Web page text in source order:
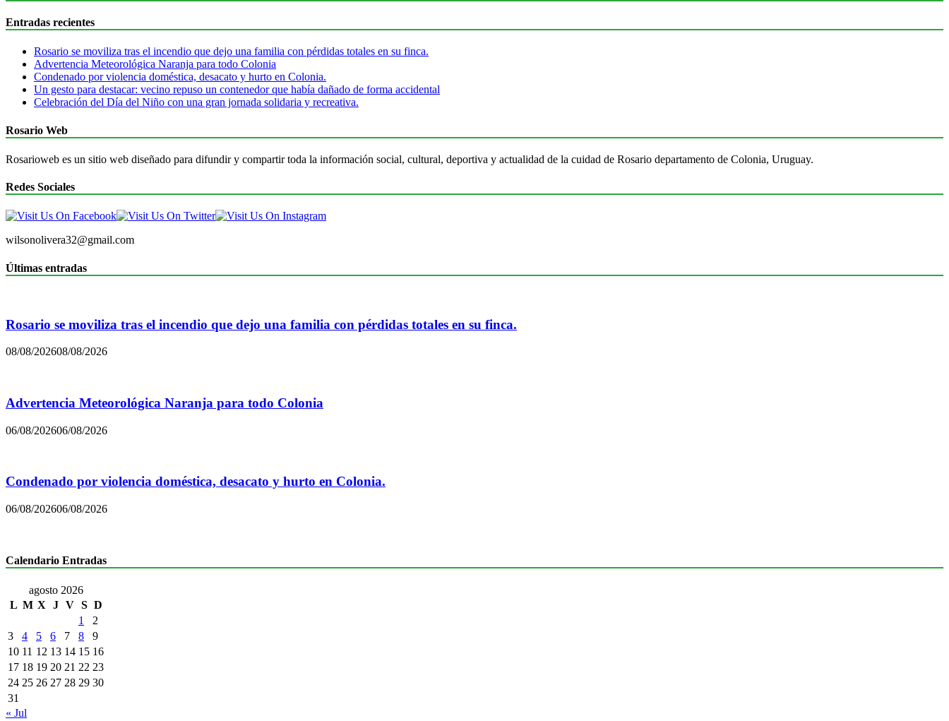
Entradas recientes
Rosario se moviliza tras el incendio que dejo una familia con pérdidas totales en su finca.
Advertencia Meteorológica Naranja para todo Colonia
Condenado por violencia doméstica, desacato y hurto en Colonia.
Un gesto para destacar: vecino repuso un contenedor que había dañado de forma accidental
Celebración del Día del Niño con una gran jornada solidaria y recreativa.
Rosario Web
Rosarioweb es un sitio web diseñado para difundir y compartir toda la información social, cultural, deportiva y actualidad de la cuidad de Rosario departamento de Colonia, Uruguay.
Redes Sociales
wilsonolivera32@gmail.com
Últimas entradas
Rosario se moviliza tras el incendio que dejo una familia con pérdidas totales en su finca.
08/08/202608/08/2026
Advertencia Meteorológica Naranja para todo Colonia
06/08/202606/08/2026
Condenado por violencia doméstica, desacato y hurto en Colonia.
06/08/202606/08/2026
Calendario Entradas
agosto 2026
L M X J V S D
1
2
3
4 5 6 7 8
9
10 11 12 13 14 15 16
17 18 19 20 21 22 23
24 25 26 27 28 29 30
31
« Jul